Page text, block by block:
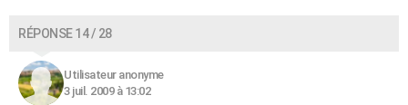
RÉPONSE 14 / 28
Utilisateur anonyme
3 juil. 2009 à 13:02